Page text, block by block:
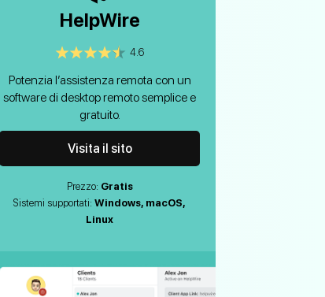
HelpWire
4.6
Potenzia l’assistenza remota con un
software di desktop remoto semplice e
gratuito.
Visita il sito
Prezzo: Gratis
Sistemi supportati:Windows, macOS,
Linux